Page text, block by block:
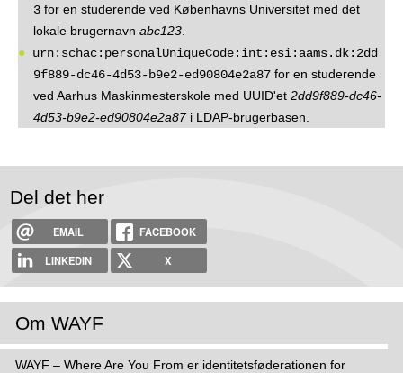
3for en studerende ved Københavns Universitet med det
lokale brugernavn abc123.
urn:schac:personalUniqueCode:int:esi:aams.dk:2dd
9f889-dc46-4d53-b9e2-ed90804e2a87for en studerende
ved Aarhus Maskinmesterskole med UUID'et 2dd9f889-dc46-
4d53-b9e2-ed90804e2a87i LDAP-brugerbasen.
Del det her
EMAIL
FACEBOOK
LINKEDIN
X
Om WAYF
WAYF – Where Are You From er identitetsføderationen for